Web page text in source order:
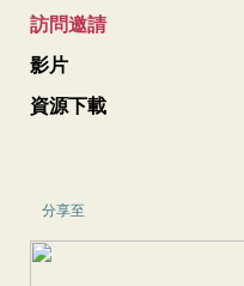
訪問邀請
影片
資源下載
分享至